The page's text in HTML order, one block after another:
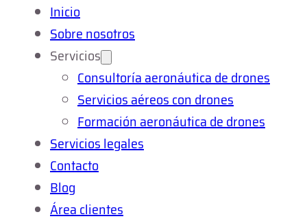
Inicio
Sobre nosotros
Servicios
Consultoría aeronáutica de drones
Servicios aéreos con drones
Formación aeronáutica de drones
Servicios legales
Contacto
Blog
Área clientes